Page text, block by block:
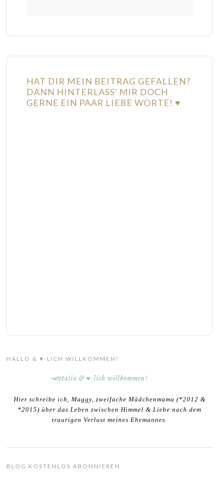
HAT DIR MEIN BEITRAG GEFALLEN?
DANN HINTERLASS' MIR DOCH
GERNE EIN PAAR LIEBE WORTE! ♥
HALLO & ♥-LICH WILLKOMMEN!
Hier schreibe ich, Maggy, zweifache Mädchenmama (*2012 &
*2015) über das Leben zwischen Himmel & Liebe nach dem
traurigen Verlust meines Ehemannes.
BLOG KOSTENLOS ABONNIEREN